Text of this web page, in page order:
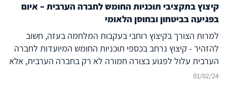
קיצוץ בתקציבי תוכניות החומש לחברה הערבית – איום
בפגיעה בביטחון ובחוסן הלאומי
למרות הצורך בקיצוץ רוחבי בעקבות המלחמה בעזה, חשוב
להזהיר - קיצוץ נרחב בכספי תוכניות החומש המיועדות לחברה
הערבית עלול לפגוע בצורה חמורה לא רק בחברה הערבית, אלא
גם בכלכלה הישראלית ובביטחון המדינה
01/02/24